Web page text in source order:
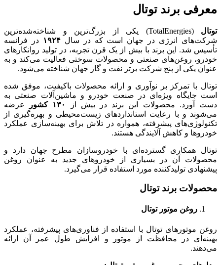
معرفی برند توتال
توتال
(TotalEnergies) یکی از بزرگ‌ترین و شناخته‌شده‌ترین
شرکت‌های انرژی در جهان است که در سال۱۹۲۴ در فرانسه
تأسیس شد. این برند با بیش از یک قرن تجربه، در تولید روانکارهای
خودرو، روغن‌های صنعتی و محصولات سوختی فعالیت می‌کند و به
عنوان یکی از پنج شرکت برتر نفت و گاز جهان شناخته می‌شود.
توتال با تمرکز بر نوآوری و ارائه محصولات باکیفیت، موفق شده
است جایگاه ویژه‌ای در صنعت خودرو و ماشین‌آلات صنعتی به
دست آورد. محصولات این برند در بیش از
۱۳۰ کشور
عرضه
می‌شوند و با رعایت استانداردهای زیست‌محیطی و بهره‌گیری از
تکنولوژی‌های پیشرفته، همواره در تلاش برای بهینه‌سازی عملکرد
خودروها و کاهش آلایندگی هستند.
توتال همکاری گسترده‌ای با خودروسازان مطرح جهان دارد و
محصولات آن در بسیاری از خودروهای جدید به عنوان روغن
پیشنهادی تولیدکننده مورد استفاده قرار می‌گیرد.
محصولات برند توتال
روغن موتور توتال
روغن موتورهای توتال با استفاده از فناوری‌های پیشرفته، عملکرد
بهینه‌ای در محافظت از موتور و افزایش طول عمر آن ارائه
می‌دهند.